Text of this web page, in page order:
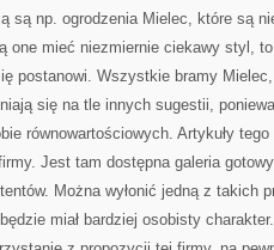
są np. ogrodzenia Mielec, które są
one mieć niezmiernie ciekawy styl,
postanowi. Wszystkie bramy
się na tle innych sugestii,
równowartościowych. Artykuły
Jest tam dostępna galeria
Można wyłonić jedną z takich
miał bardziej osobisty